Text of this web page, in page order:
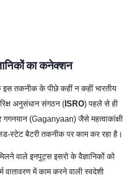
का कनेक्शन
इस तकनीक के पीछे कहीं न कहीं भारतीय
अनुसंधान संगठन ( ISRO) पहले से ही
(Gaganyaan) जैसे महत्वाकांक्षी
स्टेट बैटरी तकनीक पर काम कर रहा है।
वाले इनपुट्स इसरो के वैज्ञानिकों को
वातावरण में काम करने वाली स्वदेशी